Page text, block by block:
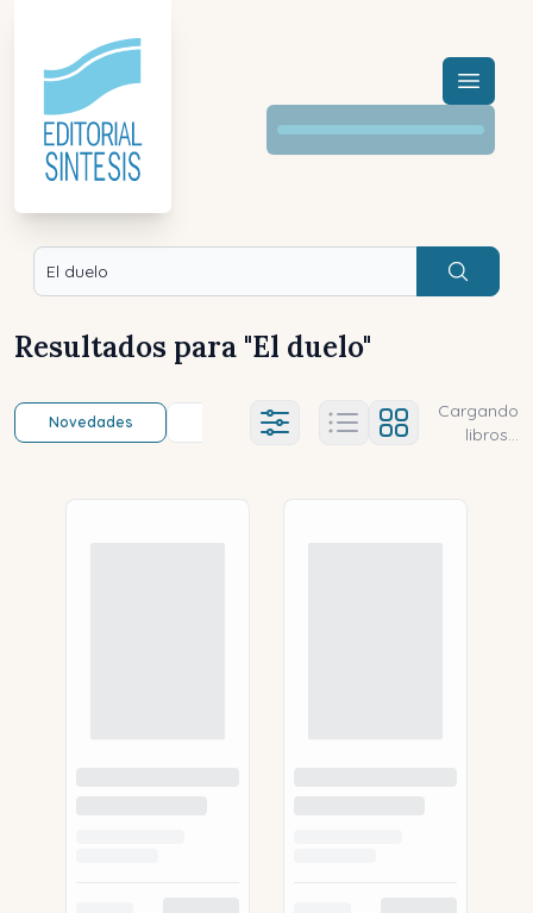
Menú
Buscar
Resultados para "El duelo"
Novedades Título (a-z) Título (z-a)
Ajustes abierto
Cargando
libros...